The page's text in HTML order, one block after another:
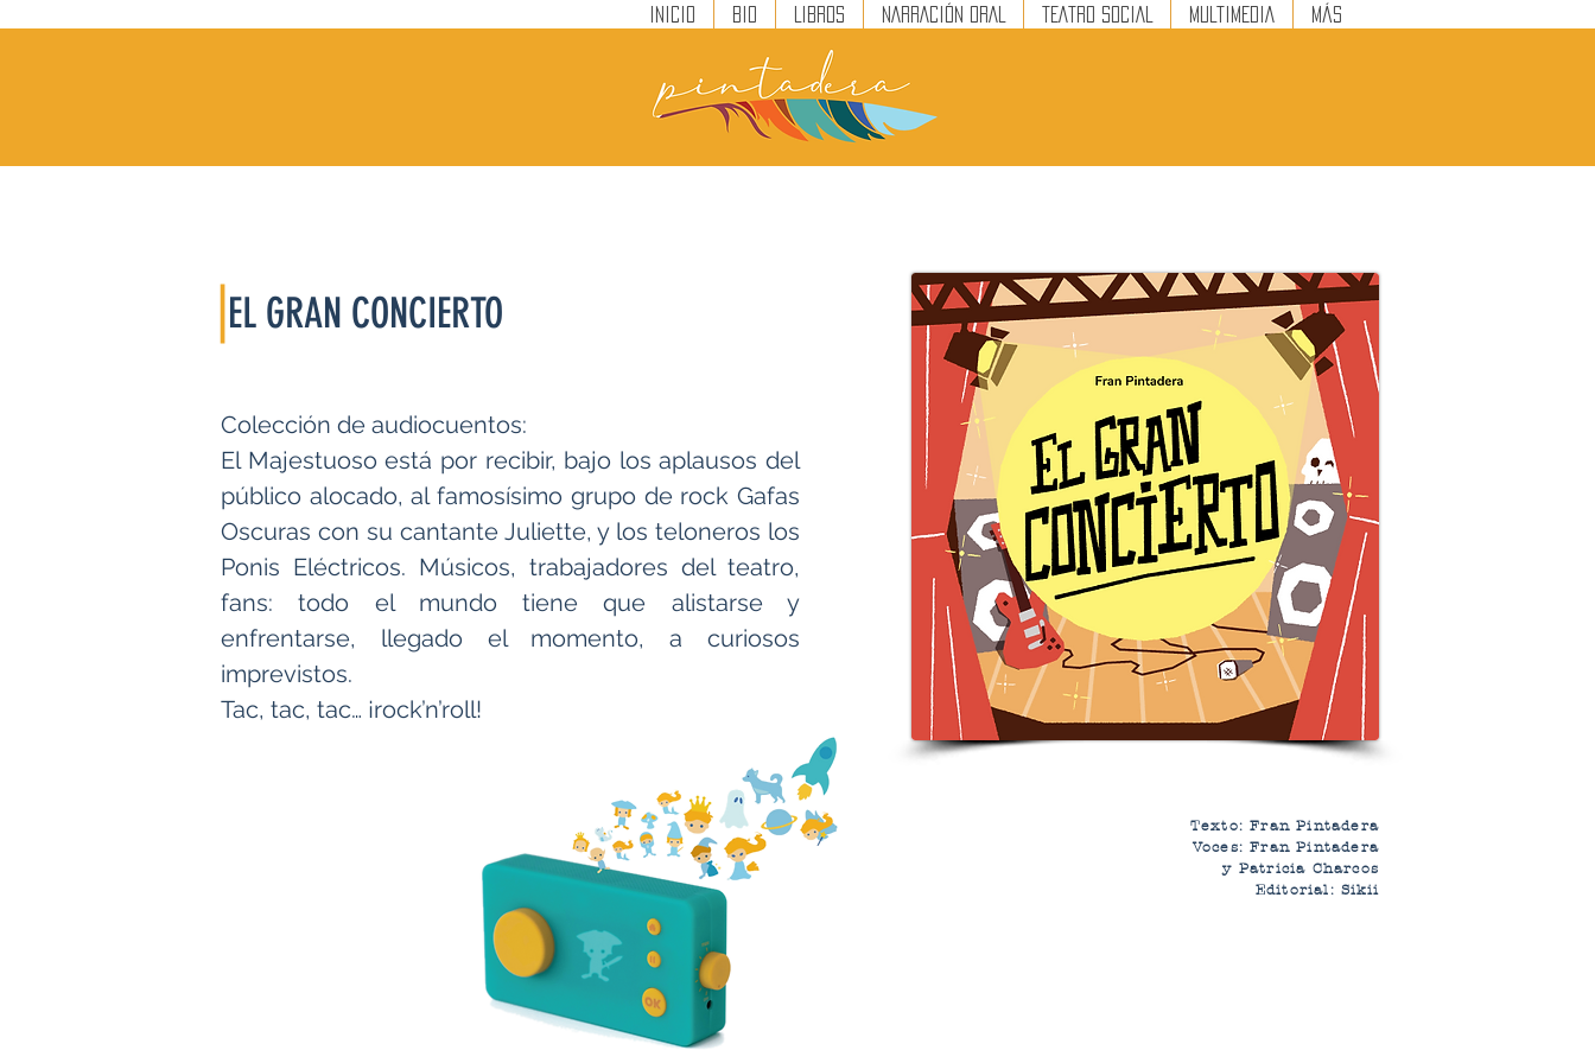
INICIO BIO LIBROS NARRACIÓN ORAL TEATRO SOCIAL MULTIMEDIA Más
Colección de audiocuentos:
El Majestuoso está por recibir, bajo los aplausos del
público alocado, al famosísimo grupo de rock Gafas
Oscuras con su cantante Juliette, y los teloneros los
Ponis Eléctricos. Músicos, trabajadores del teatro,
fans: todo el mundo tiene que alistarse y
enfrentarse, llegado el momento, a curiosos
imprevistos.
Tac, tac, tac… ¡rock’n’roll!
EL GRAN CONCIERTO
|
Texto: Fran Pintadera
Voces: Fran Pintadera
y Patricia Charcos
Editorial: Sikii